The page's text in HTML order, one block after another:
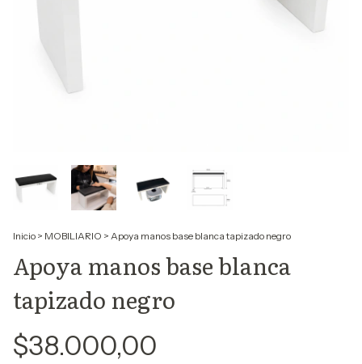
Inicio > MOBILIARIO > Apoya manos base blanca tapizado negro
Apoya manos base blanca
tapizado negro
$38.000,00